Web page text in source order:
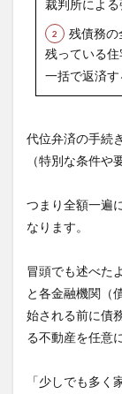
裁判所による
残債務の
残っている
一括で返済
代位弁済の手続
（特別な条件や
つまり全額一遍
なります。
冒頭でも述べた
と各金融機関（
始される前に債
る不動産を任意
「少しでも多く